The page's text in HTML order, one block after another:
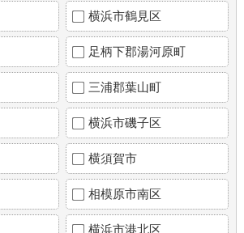
横浜市鶴見区
足柄下郡湯河原町
三浦郡葉山町
横浜市磯子区
横須賀市
相模原市南区
横浜市港北区